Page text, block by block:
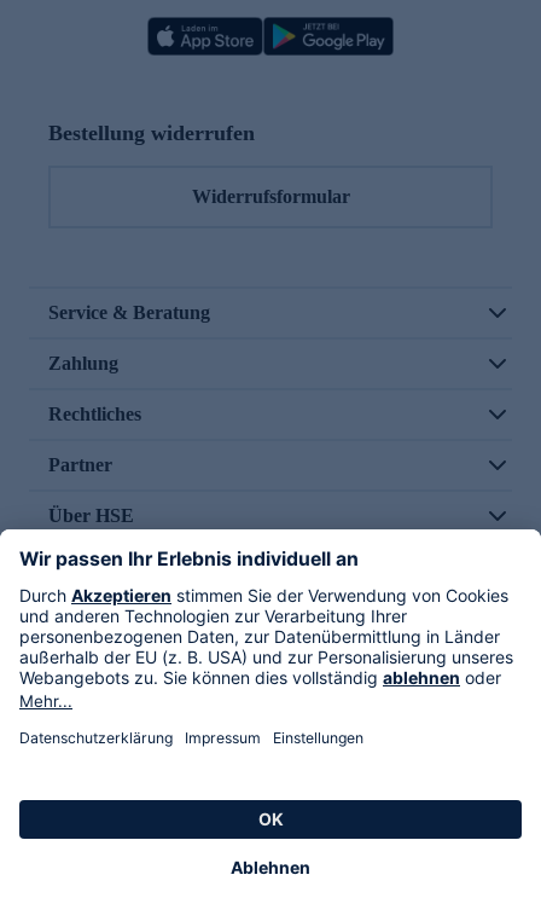
Bestellung widerrufen
Widerrufsformular
Service & Beratung
Zahlung
Rechtliches
Partner
Über HSE
Im TV
HSE International